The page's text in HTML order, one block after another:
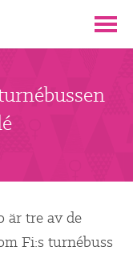
▼
är tre av de
Fi:s turnébuss